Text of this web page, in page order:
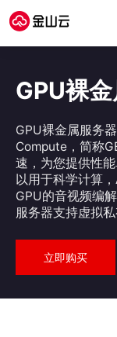
GPU裸
GPU裸金属服务
Compute，简称
速，为您提供性
以用于科学计算
GPU的音视频编
服务器支持虚拟
算服务与便捷统
立即购买